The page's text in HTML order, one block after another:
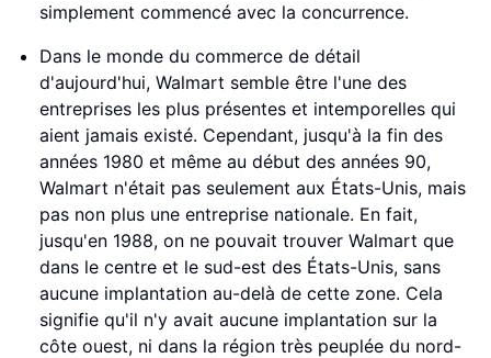
simplement commencé avec la concurrence.
Dans le monde du commerce de détail
d'aujourd'hui, Walmart semble être l'une des
entreprises les plus présentes et intemporelles qui
aient jamais existé. Cependant, jusqu'à la fin des
années 1980 et même au début des années 90,
Walmart n'était pas seulement aux États-Unis, mais
pas non plus une entreprise nationale. En fait,
jusqu'en 1988, on ne pouvait trouver Walmart que
dans le centre et le sud-est des États-Unis, sans
aucune implantation au-delà de cette zone. Cela
signifie qu'il n'y avait aucune implantation sur la
côte ouest, ni dans la région très peuplée du nord-